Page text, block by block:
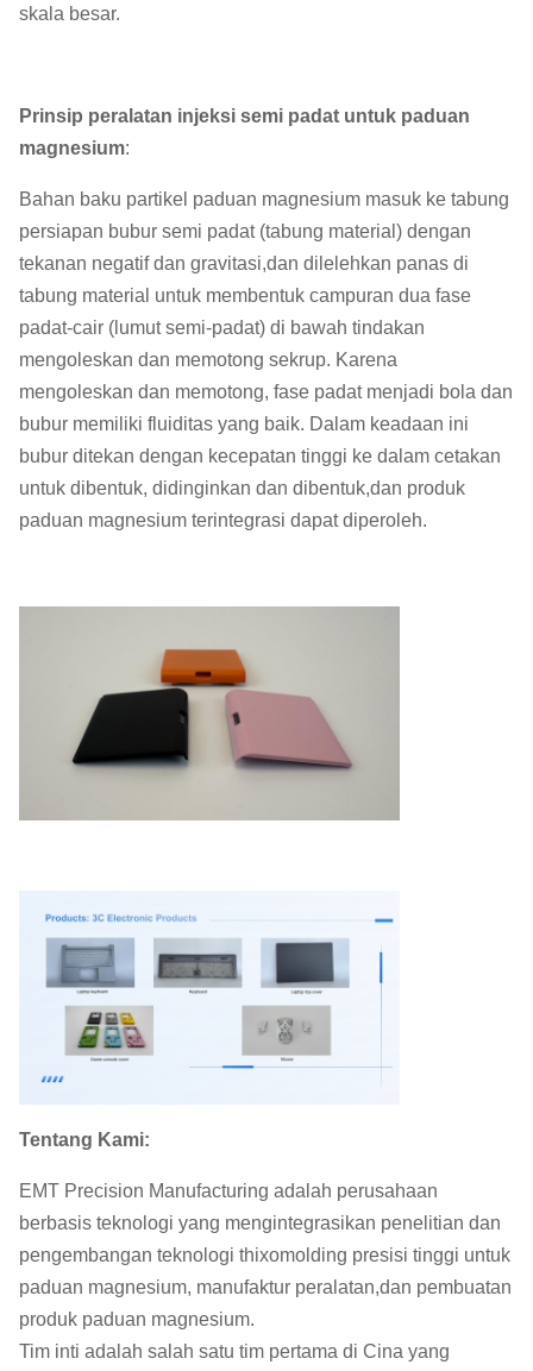
skala besar.
Prinsip peralatan injeksi semi padat untuk paduan
magnesium:
Bahan baku partikel paduan magnesium masuk ke tabung
persiapan bubur semi padat (tabung material) dengan
tekanan negatif dan gravitasi,dan dilelehkan panas di
tabung material untuk membentuk campuran dua fase
padat-cair (lumut semi-padat) di bawah tindakan
mengoleskan dan memotong sekrup. Karena
mengoleskan dan memotong, fase padat menjadi bola dan
bubur memiliki fluiditas yang baik. Dalam keadaan ini
bubur ditekan dengan kecepatan tinggi ke dalam cetakan
untuk dibentuk, didinginkan dan dibentuk,dan produk
paduan magnesium terintegrasi dapat diperoleh.
Tentang Kami:
EMT Precision Manufacturing adalah perusahaan
berbasis teknologi yang mengintegrasikan penelitian dan
pengembangan teknologi thixomolding presisi tinggi untuk
paduan magnesium, manufaktur peralatan,dan pembuatan
produk paduan magnesium.
Tim inti adalah salah satu tim pertama di Cina yang